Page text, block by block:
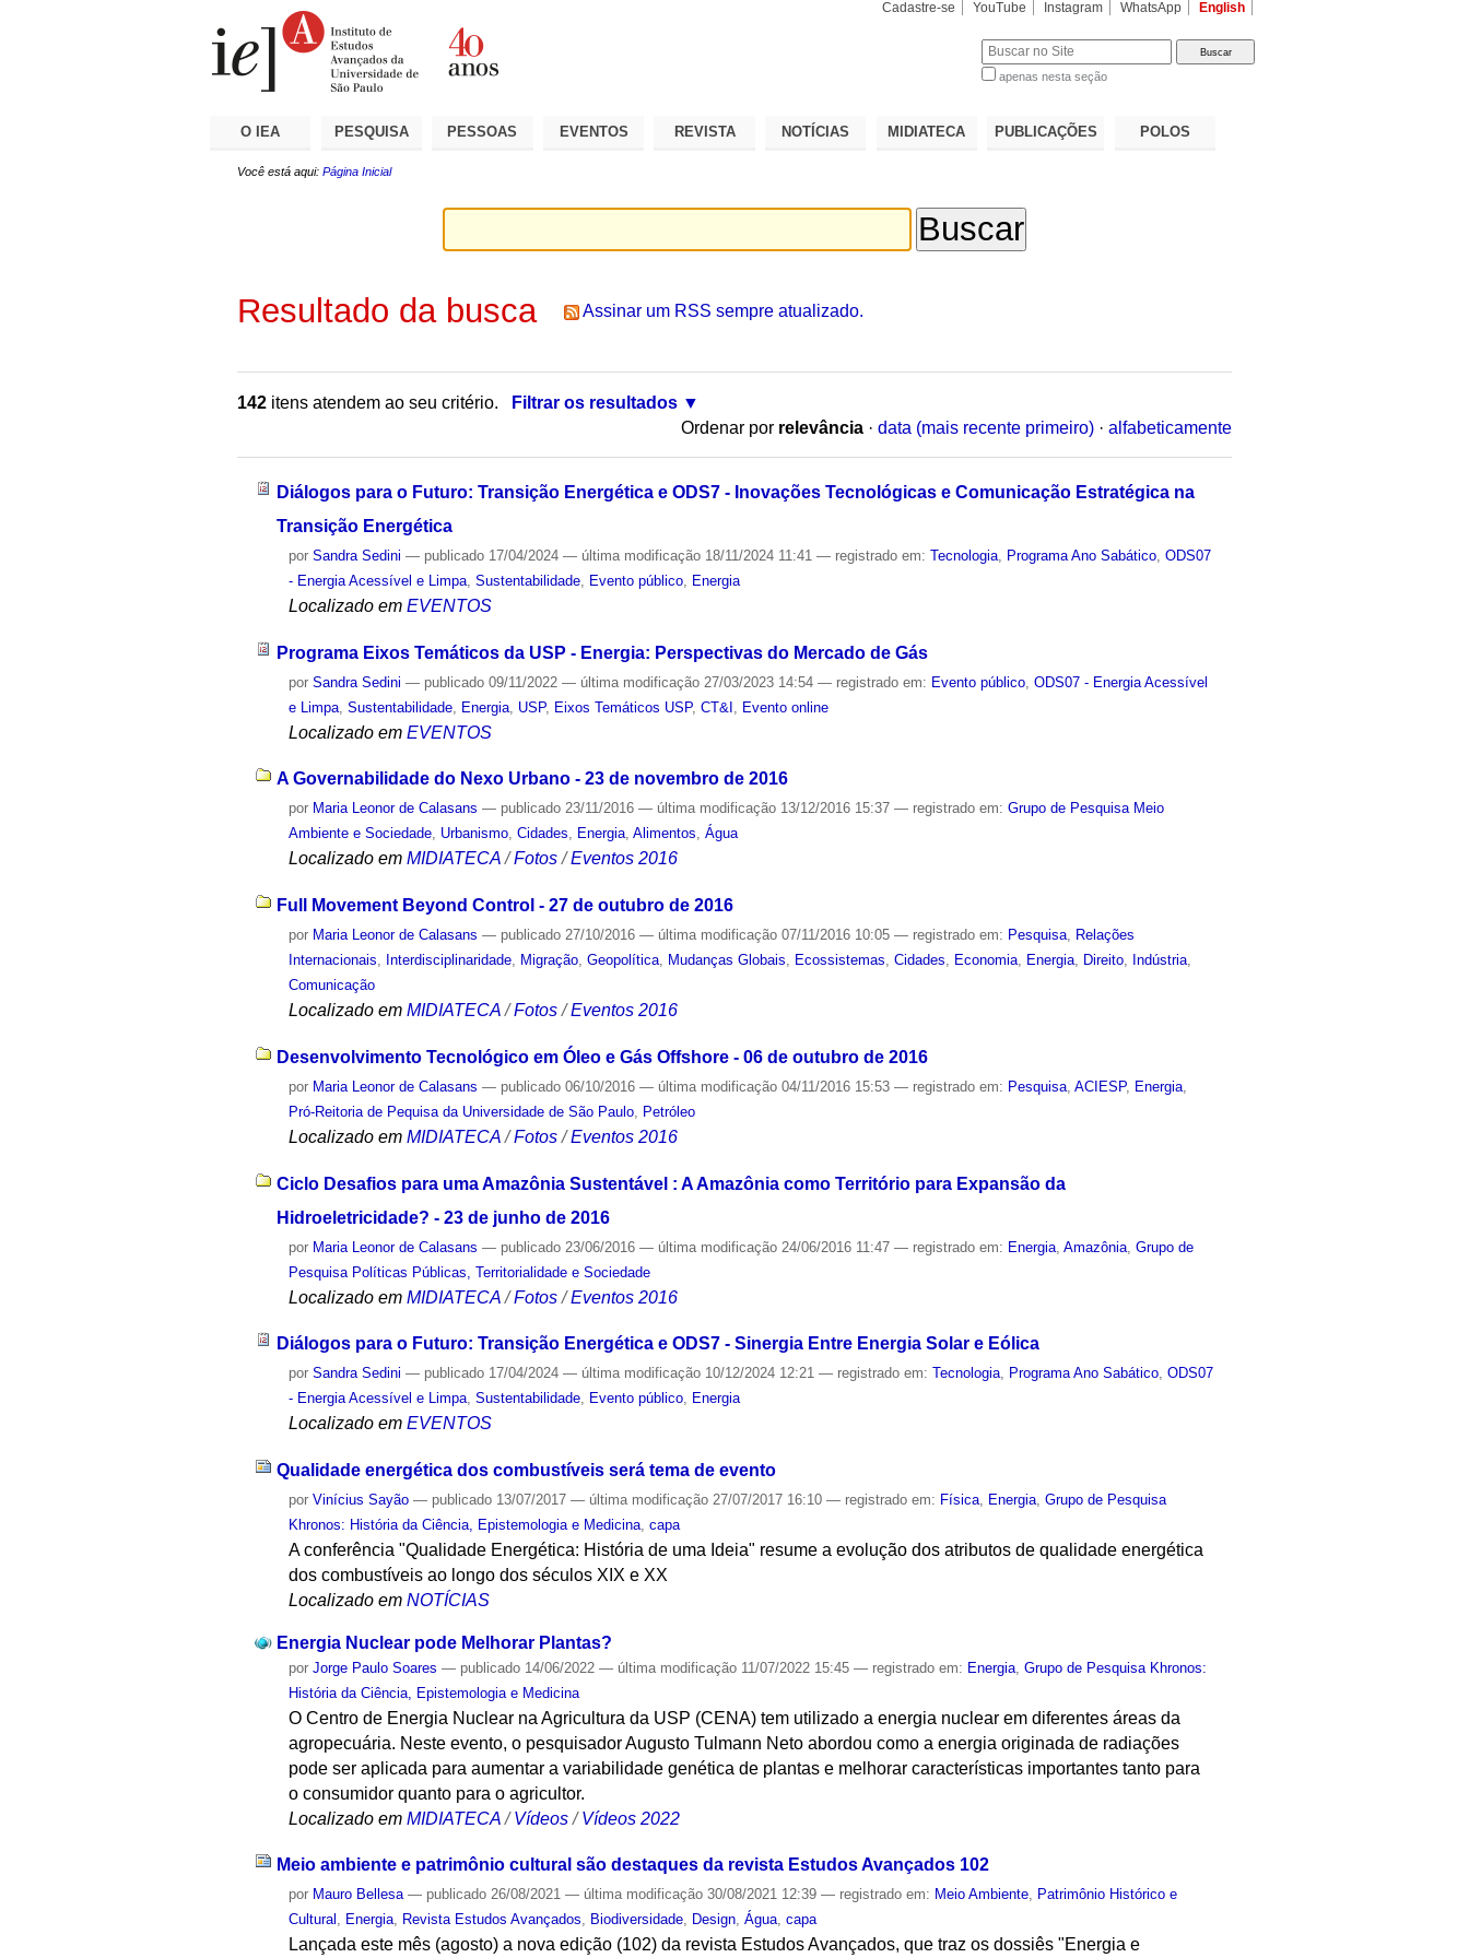
Cadastre-se YouTube Instagram WhatsApp English
apenas nesta seção
O IEA PESQUISA PESSOAS EVENTOS REVISTA NOTÍCIAS MIDIATECA PUBLICAÇÕES POLOS
Você está aqui: Página Inicial
Resultado da busca Assinar um RSS sempre atualizado.
142 itens atendem ao seu critério.
Filtrar os resultados
Ordenar por relevância · data (mais recente primeiro) · alfabeticamente
Diálogos para o Futuro: Transição Energética e ODS7 - Inovações Tecnológicas e Comunicação Estratégica na
Transição Energética
porSandra Sedini — publicado 17/04/2024— última modificação 18/11/2024 11:41— registrado em:Tecnologia Programa Ano Sabático ,ODS07
- Energia Acessível e Limpa ,Sustentabilidade Evento público Energia
Localizado em EVENTOS
Programa Eixos Temáticos da USP - Energia: Perspectivas do Mercado de Gás
porSandra Sedini — publicado 09/11/2022— última modificação 27/03/2023 14:54— registrado em: Evento público ,ODS07 - Energia Acessível
e Limpa ,Sustentabilidade Energia USP, Eixos Temáticos USP,CT&I Evento online
Localizado em EVENTOS
A Governabilidade do Nexo Urbano - 23 de novembro de 2016
por Maria Leonor de Calasans — publicado 23/11/2016— última modificação 13/12/2016 15:37— registrado em:Grupo de Pesquisa Meio
Ambiente e Sociedade, Urbanismo,Cidades, Energia,Alimentos,Água
Localizado em MIDIATECA /Fotos /Eventos 2016
Full Movement Beyond Control - 27 de outubro de 2016
por Maria Leonor de Calasans — publicado 27/10/2016— última modificação 07/11/2016 10:05— registrado em: Pesquisa, Relações
Internacionais, Interdisciplinaridade, Migração,Geopolítica, Mudanças Globais, Ecossistemas,Cidades, Economia, Energia, Direito, Indústria,
Comunicação
Localizado em MIDIATECA /Fotos /Eventos 2016
Desenvolvimento Tecnológico em Óleo e Gás Offshore - 06 de outubro de 2016
por Maria Leonor de Calasans — publicado 06/10/2016— última modificação 04/11/2016 15:53— registrado em: Pesquisa ,ACIESP, Energia
Pró-Reitoria de Pequisa da Universidade de São Paulo
Petróleo
Localizado em MIDIATECA /Fotos /Eventos 2016
Ciclo Desafios para uma Amazônia Sustentável : A Amazônia como Território para Expansão da
Hidroeletricidade? - 23 de junho de 2016
por Maria Leonor de Calasans — publicado 23/06/2016— última modificação 24/06/2016 11:47— registrado em: Energia ,Amazônia ,Grupo de
Pesquisa Políticas Públicas, Territorialidade e Sociedade
Localizado em MIDIATECA /Fotos /Eventos 2016
Diálogos para o Futuro: Transição Energética e ODS7 - Sinergia Entre Energia Solar e Eólica
porSandra Sedini — publicado 17/04/2024— última modificação 10/12/2024 12:21— registrado em:Tecnologia, Programa Ano Sabático,ODS07
- Energia Acessível e Limpa,Sustentabilidade, Evento público, Energia
Localizado em EVENTOS
Qualidade energética dos combustíveis será tema de evento
porVinícius Sayão — publicado 13/07/2017— última modificação 27/07/2017 16:10— registrado em: Física Energia ,Grupo de Pesquisa
Khronos: História da Ciência, Epistemologia e Medicina ,capa
A conferência "Qualidade Energética: História de uma Ideia" resume a evolução dos atributos de qualidade energética
dos combustíveis ao longo dos séculos XIX e XX
Localizado em NOTÍCIAS
Energia Nuclear pode Melhorar Plantas?
porJorge Paulo Soares — publicado 14/06/2022— última modificação 11/07/2022 15:45— registrado em: Energia ,Grupo de Pesquisa Khronos:
História da Ciência, Epistemologia e Medicina
O Centro de Energia Nuclear na Agricultura da USP (CENA) tem utilizado a energia nuclear em diferentes áreas da
agropecuária. Neste evento, o pesquisador Augusto Tulmann Neto abordou como a energia originada de radiações
pode ser aplicada para aumentar a variabilidade genética de plantas e melhorar características importantes tanto para
o consumidor quanto para o agricultor.
Localizado em MIDIATECA /Vídeos /Vídeos 2022
Meio ambiente e patrimônio cultural são destaques da revista Estudos Avançados 102
por Mauro Bellesa — publicado 26/08/2021— última modificação 30/08/2021 12:39— registrado em: Meio Ambiente, Patrimônio Histórico e
Cultural , Energia, Revista Estudos Avançados, Biodiversidade, Design,Água,capa
Lançada este mês (agosto) a nova edição (102) da revista Estudos Avançados, que traz os dossiês "Energia e